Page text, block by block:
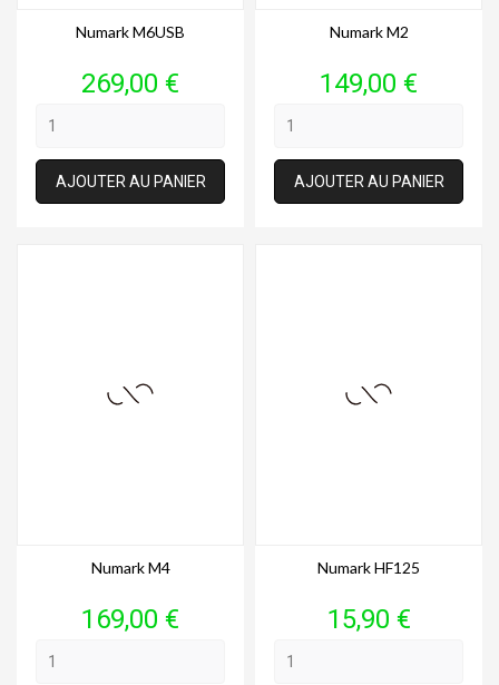
Numark M6USB
Prix
269,00 €
AJOUTER AU PANIER
Numark M2
Prix
149,00 €
AJOUTER AU PANIER
Numark M4
Prix
169,00 €
Numark HF125
Prix
15,90 €